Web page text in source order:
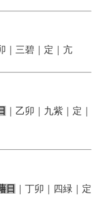
｜三碧｜定｜亢
｜乙卯｜九紫｜定｜
日
｜丁卯｜四緑｜定